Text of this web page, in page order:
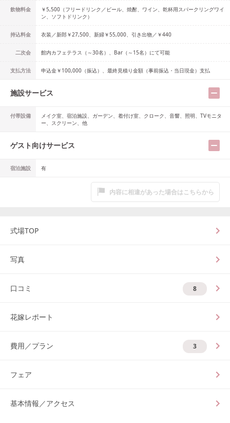
飲物料金
￥5,500（フリードリンク／ビール、焼酎、ワイン、乾杯用スパークリングワイ
ン、ソフトドリンク）
持込料金 衣装／新郎￥27,500、新婦￥55,000、引き出物／￥440
二次会 館内カフェテラス（～30名）、Bar（～15名）にて可能
支払方法 申込金￥100,000（振込）、最終見積り金額（事前振込・当日現金）支払
施設サービス
付帯設備
メイク室、宿泊施設、ガーデン、着付け室、クローク、音響、照明、TVモニタ
ー、スクリーン、他
ゲスト向けサービス
宿泊施設 有
内容に相違があった場合はこちらから
式場TOP
写真
口コミ 8
花嫁レポート
費用／プラン 3
フェア
基本情報／アクセス